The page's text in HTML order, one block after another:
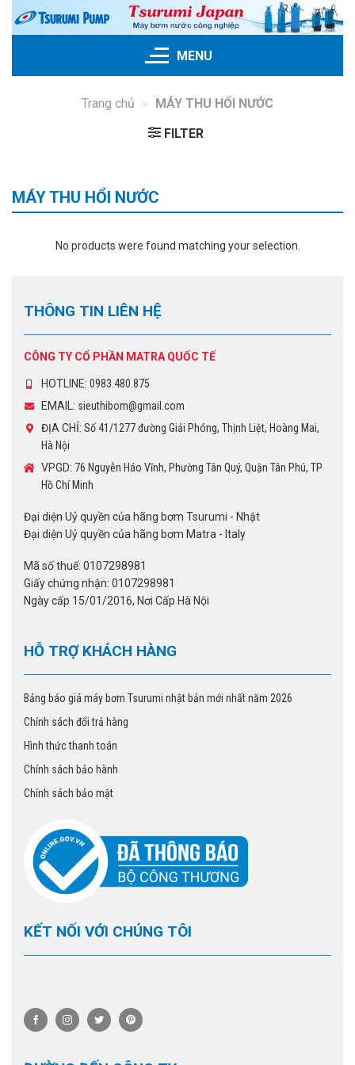
Skip
MENU
Trang chủ » MÁY THU HỔI NƯỚC
FILTER
MÁY THU HỔI NƯỚC
No products were found matching your selection.
THÔNG TIN LIÊN HỆ
CÔNG TY CỔ PHẦN MATRA QUỐC TẾ
HOTLINE: 0983.480.875
EMAIL: sieuthibom@gmail.com
ĐỊA CHỈ: Số 41/1277 đường Giải Phóng, Thịnh Liệt, Hoàng Mai,
Hà Nội
VPGD: 76 Nguyễn Háo Vĩnh, Phường Tân Quý, Quận Tân Phú, TP
Hồ Chí Minh
Đại diện Uỷ quyền của hãng bơm Tsurumi - Nhật
Đại diện Uỷ quyền của hãng bơm Matra - Italy
Mã số thuế: 0107298981
Giấy chứng nhận: 0107298981
Ngày cấp 15/01/2016, Nơi Cấp Hà Nội
HỖ TRỢ KHÁCH HÀNG
Bảng báo giá máy bơm Tsurumi nhật bản mới nhất năm 2026
Chính sách đổi trả hàng
Hình thức thanh toán
Chính sách bảo hành
Chính sách bảo mật
KẾT NỐI VỚI CHÚNG TÔI